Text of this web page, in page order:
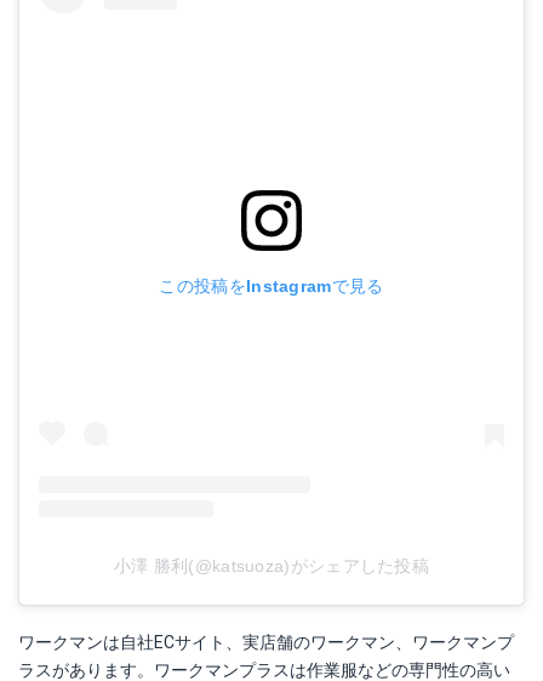
この投稿をInstagramで見る
小澤 勝利(@katsuoza)がシェアした投稿
ワークマンは自社ECサイト、実店舗のワークマン、ワークマンプ
ラスがあります。ワークマンプラスは作業服などの専門性の高い